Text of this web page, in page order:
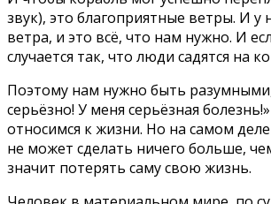
звук), это благоприятные ветры. И у
ветра, и это всё, что нам нужно. И
случается так, что люди садятся на
Поэтому нам нужно быть разумными,
серьёзно! У меня серьёзная
относимся к жизни. Но на самом
не может сделать ничего больше,
значит потерять саму свою жизнь.